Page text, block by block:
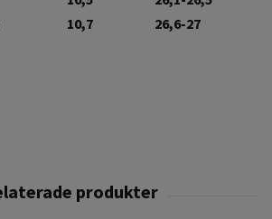
10,7 26,6-27